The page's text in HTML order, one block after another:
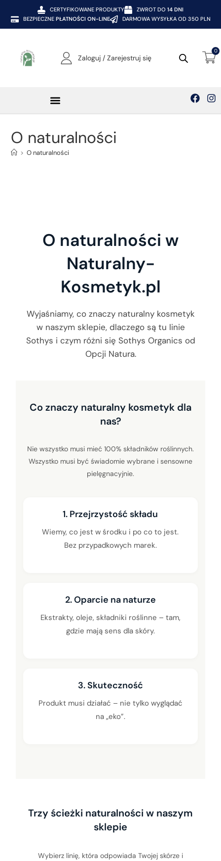
CERTYFIKOWANE PRODUKTY ZWROT DO 14 DNI
BEZPIECZNE PŁATNOŚCI ON-LINE DARMOWA WYSYŁKA OD 350 PLN
Zaloguj / Zarejestruj się
0
O naturalności
> O naturalności
O naturalności w
Naturalny-
Kosmetyk.pl
Wyjaśniamy, co znaczy naturalny kosmetyk
w naszym sklepie, dlaczego są tu linie
Sothys i czym różni się Sothys Organics od
Opcji Natura.
Co znaczy naturalny kosmetyk dla
nas?
Nie wszystko musi mieć 100% składników roślinnych.
Wszystko musi być świadomie wybrane i sensowne
pielęgnacyjnie.
1. Przejrzystość składu
Wiemy, co jest w środku i po co to jest.
Bez przypadkowych marek.
2. Oparcie na naturze
Ekstrakty, oleje, składniki roślinne – tam,
gdzie mają sens dla skóry.
3. Skuteczność
Produkt musi działać – nie tylko wyglądać
na „eko”.
Trzy ścieżki naturalności w naszym
sklepie
Wybierz linię, która odpowiada Twojej skórze i